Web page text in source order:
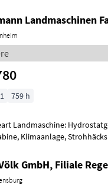
Landmaschinen
759 h
Landmaschine:
Klimaanlage,
GmbH, Filiale